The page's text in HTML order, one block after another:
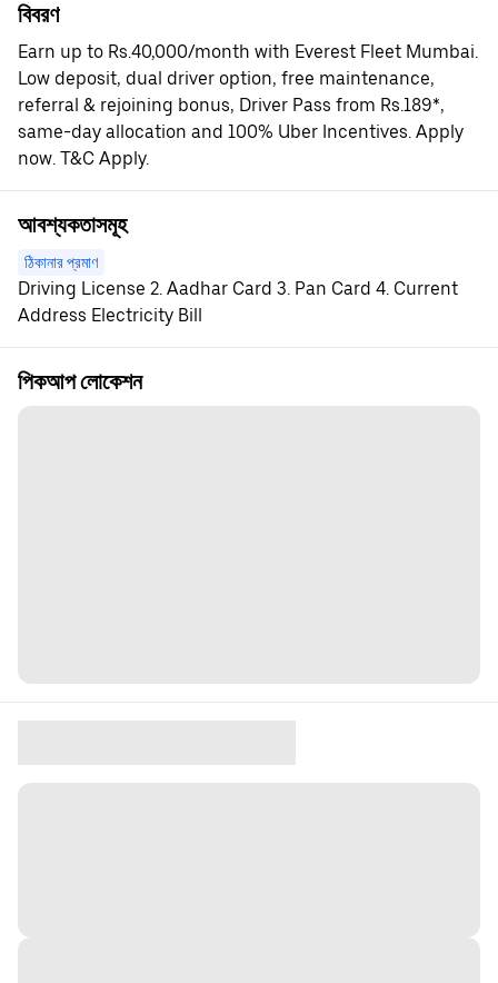
বিবরণ
Earn up to Rs.40,000/month with Everest Fleet Mumbai.
Low deposit, dual driver option, free maintenance,
referral & rejoining bonus, Driver Pass from Rs.189*,
same-day allocation and 100% Uber Incentives. Apply
now. T&C Apply.
আবশ্যকতাসমূহ
ঠিকানার প্রমাণ
Driving License 2. Aadhar Card 3. Pan Card 4. Current
Address Electricity Bill
পিকআপ লোকেশন